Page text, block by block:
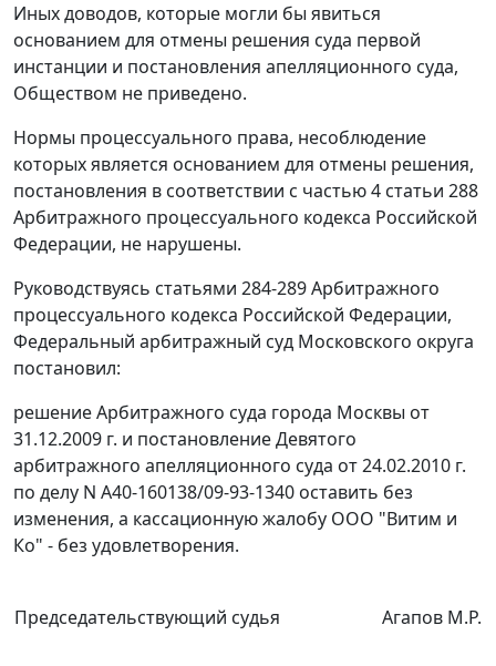
Иных доводов, которые могли бы явиться
основанием для отмены решения суда первой
инстанции и постановления апелляционного суда,
Обществом не приведено.
Нормы процессуального права, несоблюдение
которых является основанием для отмены решения,
постановления в соответствии с частью 4 статьи 288
Арбитражного процессуального кодекса Российской
Федерации, не нарушены.
Руководствуясь статьями 284-289Арбитражного
процессуального кодекса Российской Федерации,
Федеральный арбитражный суд Московского округа
постановил:
решение Арбитражного суда города Москвы от
31.12.2009 г. и постановление Девятого
арбитражного апелляционного суда от 24.02.2010 г.
по делу N А40-160138/09-93-1340 оставить без
изменения, а кассационную жалобу ООО "Витим и
Ко" - без удовлетворения.
Председательствующий судья Агапов М.Р.